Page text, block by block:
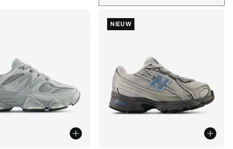
NIEUW